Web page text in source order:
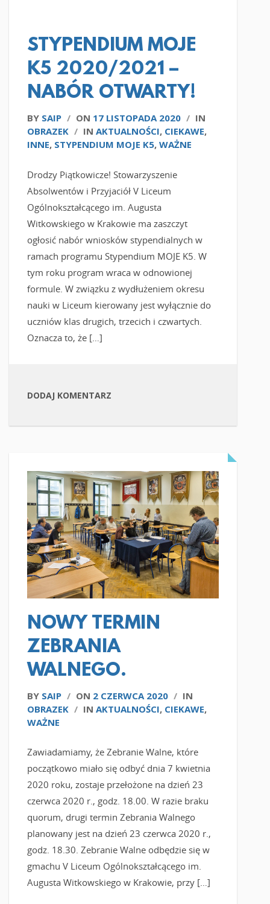
STYPENDIUM MOJE
K5 2020/2021 –
NABÓR OTWARTY!
BY SAIP / ON 17 LISTOPADA 2020 / IN
OBRAZEK / IN AKTUALNOŚCI, CIEKAWE,
INNE, STYPENDIUM MOJE K5, WAŻNE
Drodzy Piątkowicze! Stowarzyszenie
Absolwentów i Przyjaciół V Liceum
Ogólnokształcącego im. Augusta
Witkowskiego w Krakowie ma zaszczyt
ogłosić nabór wniosków stypendialnych w
ramach programu Stypendium MOJE K5. W
tym roku program wraca w odnowionej
formule. W związku z wydłużeniem okresu
nauki w Liceum kierowany jest wyłącznie do
uczniów klas drugich, trzecich i czwartych.
Oznacza to, że […]
DODAJ KOMENTARZ
CZYTAJ WIĘCEJ
NOWY TERMIN
ZEBRANIA
WALNEGO.
BY SAIP / ON 2 CZERWCA 2020 / IN
OBRAZEK / IN AKTUALNOŚCI, CIEKAWE,
WAŻNE
Zawiadamiamy, że Zebranie Walne, które
początkowo miało się odbyć dnia 7 kwietnia
2020 roku, zostaje przełożone na dzień 23
czerwca 2020 r., godz. 18.00. W razie braku
quorum, drugi termin Zebrania Walnego
planowany jest na dzień 23 czerwca 2020 r.,
godz. 18.30. Zebranie Walne odbędzie się w
gmachu V Liceum Ogólnokształcącego im.
Augusta Witkowskiego w Krakowie, przy […]